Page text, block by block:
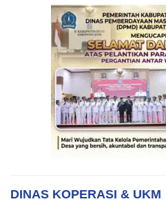
DINAS KOPERASI & UKM